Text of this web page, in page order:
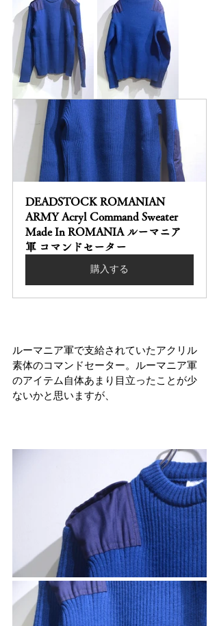
DEADSTOCK ROMANIAN
ARMY Acryl Command Sweater
Made In ROMANIA ルーマニア
軍 コマンドセーター
購入する
ルーマニア軍で支給されていたアクリル
素体のコマンドセーター。ルーマニア軍
のアイテム自体あまり目立ったことが少
ないかと思いますが、